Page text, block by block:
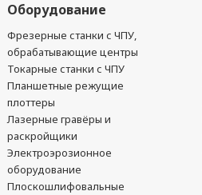
Оборудование
Фрезерные станки с ЧПУ,
обрабатывающие центры
Токарные станки с ЧПУ
Планшетные режущие
плоттеры
Лазерные гравёры и
раскройщики
Электроэрозионное
оборудование
Плоскошлифовальные